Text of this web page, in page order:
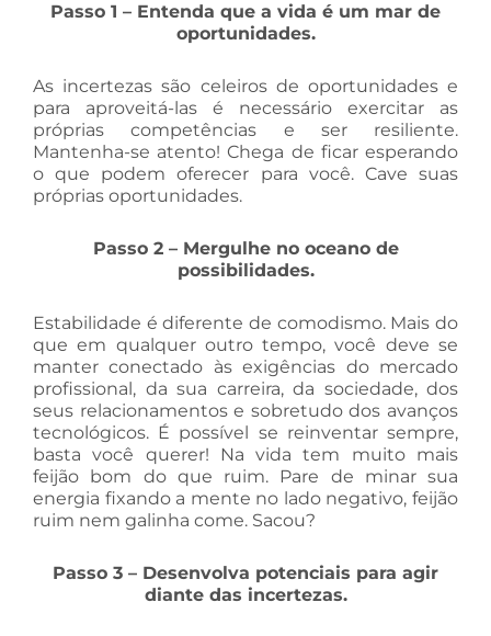
Passo 1 – Entenda que a vida é um mar de
oportunidades.
As incertezas são celeiros de oportunidades e
para aproveitá-las é necessário exercitar as
próprias competências e ser resiliente.
Mantenha-se atento! Chega de ficar esperando
o que podem oferecer para você. Cave suas
próprias oportunidades.
Passo 2 – Mergulhe no oceano de
possibilidades.
Estabilidade é diferente de comodismo. Mais do
que em qualquer outro tempo, você deve se
manter conectado às exigências do mercado
profissional, da sua carreira, da sociedade, dos
seus relacionamentos e sobretudo dos avanços
tecnológicos. É possível se reinventar sempre,
basta você querer! Na vida tem muito mais
feijão bom do que ruim. Pare de minar sua
energia fixando a mente no lado negativo, feijão
ruim nem galinha come. Sacou?
Passo 3 – Desenvolva potenciais para agir
diante das incertezas.